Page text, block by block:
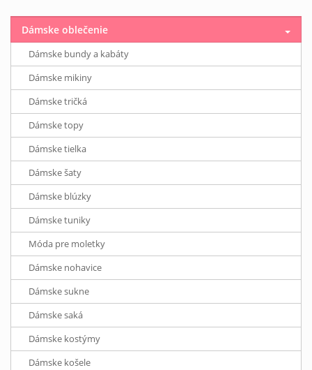
Dámske oblečenie
Dámske bundy a kabáty
Dámske mikiny
Dámske tričká
Dámske topy
Dámske tielka
Dámske šaty
Dámske blúzky
Dámske tuniky
Móda pre moletky
Dámske nohavice
Dámske sukne
Dámske saká
Dámske kostýmy
Dámske košele